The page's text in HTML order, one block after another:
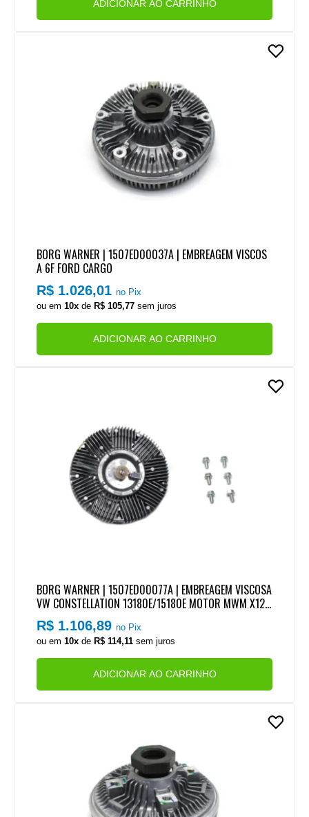
ADICIONAR AO CARRINHO
BORG WARNER | 1507ED00037A | EMBREAGEM VISCOS
A 6F FORD CARGO
R$ 1.026,01no Pix
ou em10x de R$ 105,77 sem juros
ADICIONAR AO CARRINHO
BORG WARNER | 1507ED00077A | EMBREAGEM VISCOSA
VW CONSTELLATION 13180E/15180E MOTOR MWM X12
4CIL
R$ 1.106,89no Pix
ou em10x de R$ 114,11 sem juros
ADICIONAR AO CARRINHO